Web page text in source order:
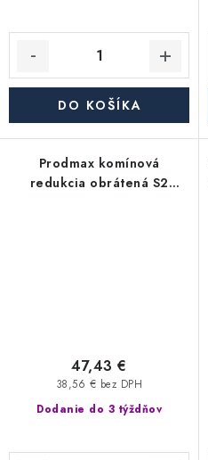
DO KOŠÍKA
Prodmax komínová
redukcia obrátená S2
Dodanie do 3 týždňov
38,56 € bez DPH
47,43 €